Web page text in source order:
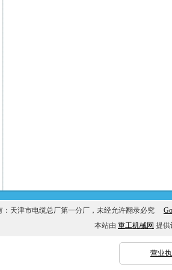
：天津市电缆总厂第一分厂，未经允许翻录必究
本站由 重工机械网 提供
营业